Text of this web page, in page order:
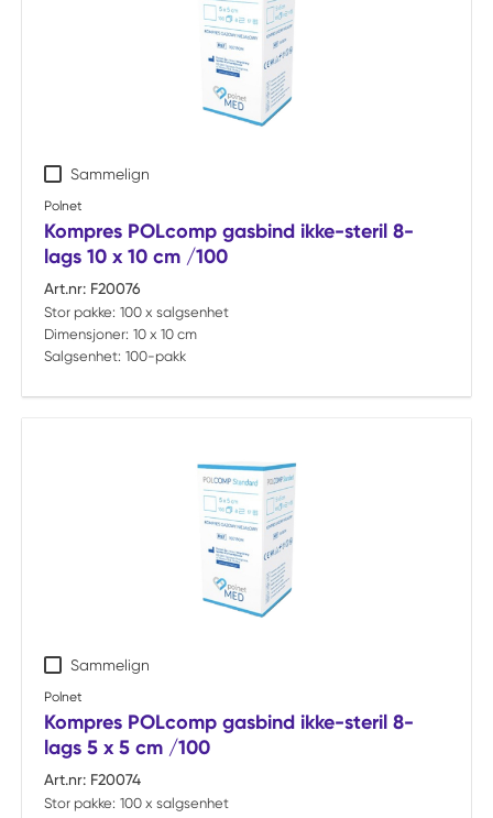
Sammelign
Polnet
Kompres POLcomp gasbind ikke-steril 8-
lags 10 x 10 cm /100
Art.nr: F20076
Stor pakke: 100 x salgsenhet
Dimensjoner: 10 x 10 cm
Salgsenhet: 100-pakk
Sammelign
Polnet
Kompres POLcomp gasbind ikke-steril 8-
lags 5 x 5 cm /100
Art.nr: F20074
Stor pakke: 100 x salgsenhet